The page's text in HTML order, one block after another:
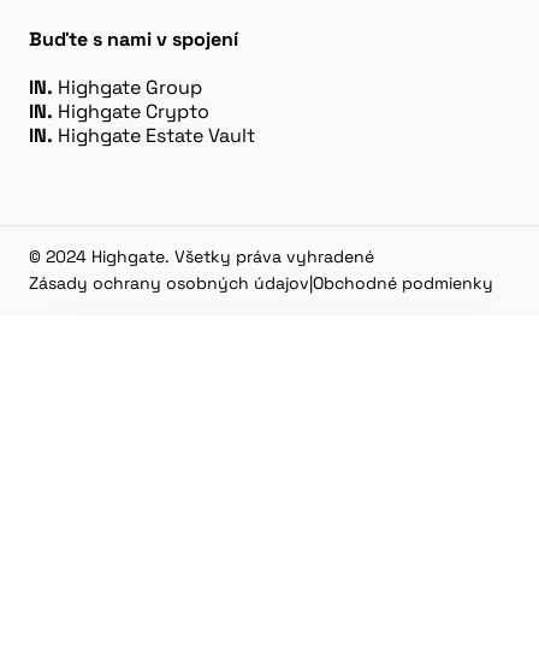
Buďte s nami v spojení
IN. Highgate Group
IN. Highgate Crypto
IN. Highgate Estate Vault
© 2024 Highgate. Všetky práva vyhradené
Zásady ochrany osobných údajov|Obchodné podmienky